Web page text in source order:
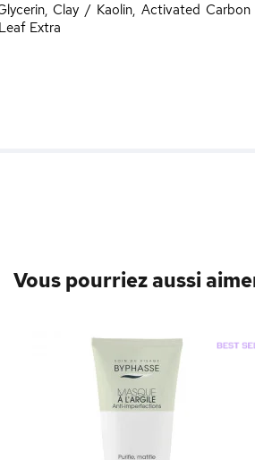
Clay / Kaolin, Activated
Extra
Vous pourriez aussi